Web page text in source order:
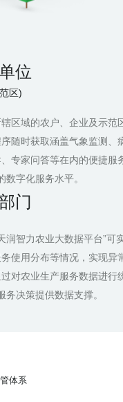
位
区)
区域的农户、企业及示范
随时获取涵盖气象监测、
专家问答等在内的便捷服
字化服务水平。
门
润智力农业大数据平台”可
使用分布等情况，实现异
对农业生产服务数据进行
决策提供数据支撑。
体系